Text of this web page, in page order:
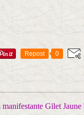
Repost 0